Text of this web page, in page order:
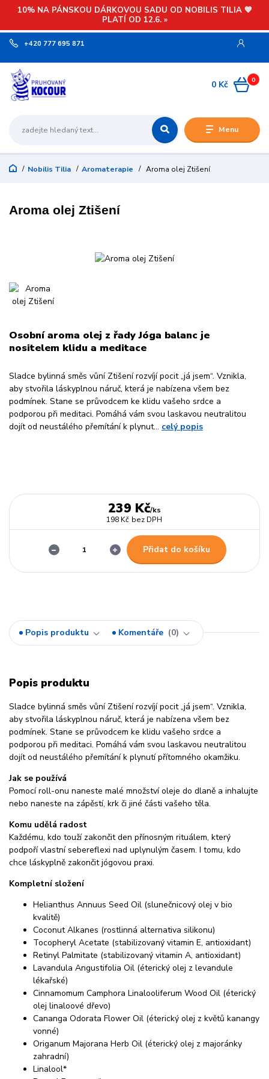
10% NA PÁNSKOU DÁRKOVOU SADU OD NOBILIS TILIA 💙
PLATÍ OD 12.6. »
Menu
+420 777 695 871
0
0 Kč
Nobilis Tilia Aromaterapie Aroma olej Ztišení
Aroma olej Ztišení
Osobní aroma olej z řady Jóga balanc je
nositelem klidu a meditace
Sladce bylinná směs vůní Ztišení rozvíjí pocit „já jsem“. Vznikla,
aby stvořila láskyplnou náruč, která je nabízena všem bez
podmínek. Stane se průvodcem ke klidu vašeho srdce a
podporou při meditaci. Pomáhá vám svou laskavou neutralitou
dojít od neustálého přemítání k plynut... celý popis
239 Kč/ks
198 Kč bez DPH
Přidat do košíku
Popis produktu Komentáře 0
Popis produktu
Sladce bylinná směs vůní Ztišení rozvíjí pocit „já jsem“. Vznikla,
aby stvořila láskyplnou náruč, která je nabízena všem bez
podmínek. Stane se průvodcem ke klidu vašeho srdce a
podporou při meditaci. Pomáhá vám svou laskavou neutralitou
dojít od neustálého přemítání k plynutí přítomného okamžiku.
Jak se používá
Pomocí roll-onu naneste malé množství oleje do dlaně a inhalujte
nebo naneste na zápěstí, krk či jiné části vašeho těla.
Komu udělá radost
Každému, kdo touží zakončit den přínosným rituálem, který
podpoří vlastní sebereflexi nad uplynulým časem. I tomu, kdo
chce láskyplně zakončit jógovou praxi.
Kompletní složení
Helianthus Annuus Seed Oil (slunečnicový olej v bio
kvalitě)
Coconut Alkanes (rostlinná alternativa silikonu)
Tocopheryl Acetate (stabilizovaný vitamin E, antioxidant)
Retinyl Palmitate (stabilizovaný vitamin A, antioxidant)
Lavandula Angustifolia Oil (éterický olej z levandule
lékařské)
Cinnamomum Camphora Linalooliferum Wood Oil (éterický
olej linaloové dřevo)
Cananga Odorata Flower Oil (éterický olej z květů kanangy
vonné)
Origanum Majorana Herb Oil (éterický olej z majoránky
zahradní)
Linalool*